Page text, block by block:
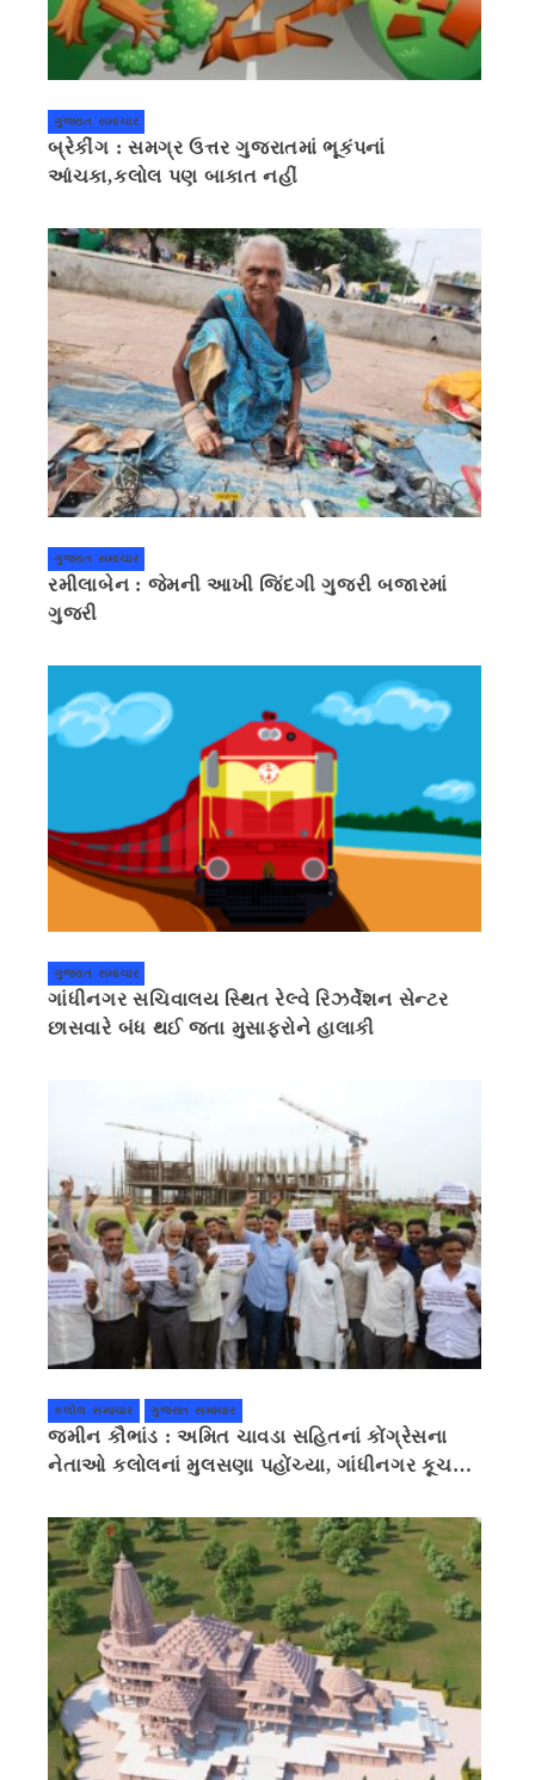
ગુજરાત સમાચાર
બ્રેકીંગ : સમગ્ર ઉત્તર ગુજરાતમાં ભૂકંપનાં
આંચકા,કલોલ પણ બાકાત નહીં
ગુજરાત સમાચાર
રમીલાબેન : જેમની આખી જિંદગી ગુજરી બજારમાં
ગુજરી
ગુજરાત સમાચાર
ગાંધીનગર સચિવાલય સ્થિત રેલ્વે રિઝર્વેશન સેન્ટર
છાસવારે બંધ થઈ જતા મુસાફરોને હાલાકી
કલોલ સમાચાર ગુજરાત સમાચાર
જમીન કૌભાંડ : અમિત ચાવડા સહિતનાં કોંગ્રેસના
નેતાઓ કલોલનાં મુલસણા પહોંચ્યા, ગાંધીનગર કૂચ